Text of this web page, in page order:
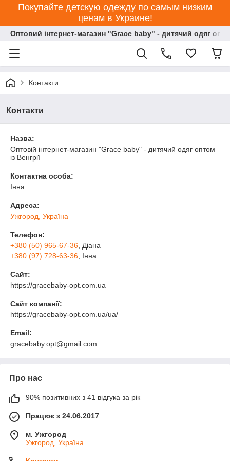
Покупайте детскую одежду по самым низким
ценам в Украине!
Оптовий інтернет-магазин "Grace baby" - дитячий одяг
Контакти
Контакти
Назва:
Оптовій інтернет-магазин "Grace baby" - дитячий одяг оптом
із Венгрії
Контактна особа:
Інна
Адреса:
Ужгород, Україна
Телефон:
+380 (50) 965-67-36 , Діана
+380 (97) 728-63-36 , Інна
Сайт:
https://gracebaby-opt.com.ua
Сайт компанії:
https://gracebaby-opt.com.ua/ua/
Email:
gracebaby.opt@gmail.com
Про нас
90% позитивних з 41 відгука за рік
Працює з 24.06.2017
м. Ужгород
Ужгород, Україна